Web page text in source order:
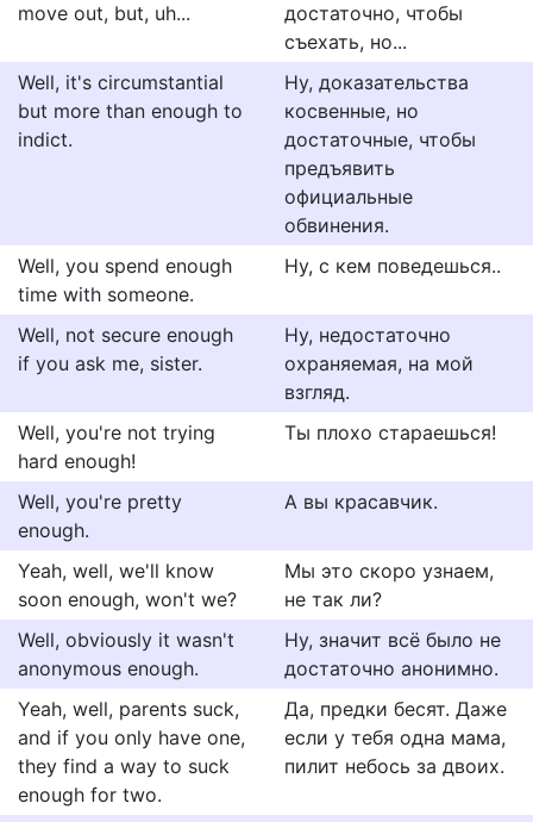
move out, but, uh...
достаточно, чтобы
съехать, но...
Well, it's circumstantial
but more than enough to
indict.
Ну, доказательства
косвенные, но
достаточные, чтобы
предъявить
официальные
обвинения.
Well, you spend enough
time with someone.
Ну, с кем поведешься..
Well, not secure enough
if you ask me, sister.
Ну, недостаточно
охраняемая, на мой
взгляд.
Well, you're not trying
hard enough!
Ты плохо стараешься!
Well, you're pretty
enough.
А вы красавчик.
Yeah, well, we'll know
soon enough, won't we?
Мы это скоро узнаем,
не так ли?
Well, obviously it wasn't
anonymous enough.
Ну, значит всё было не
достаточно анонимно.
Yeah, well, parents suck,
and if you only have one,
they find a way to suck
enough for two.
Да, предки бесят. Даже
если у тебя одна мама,
пилит небось за двоих.